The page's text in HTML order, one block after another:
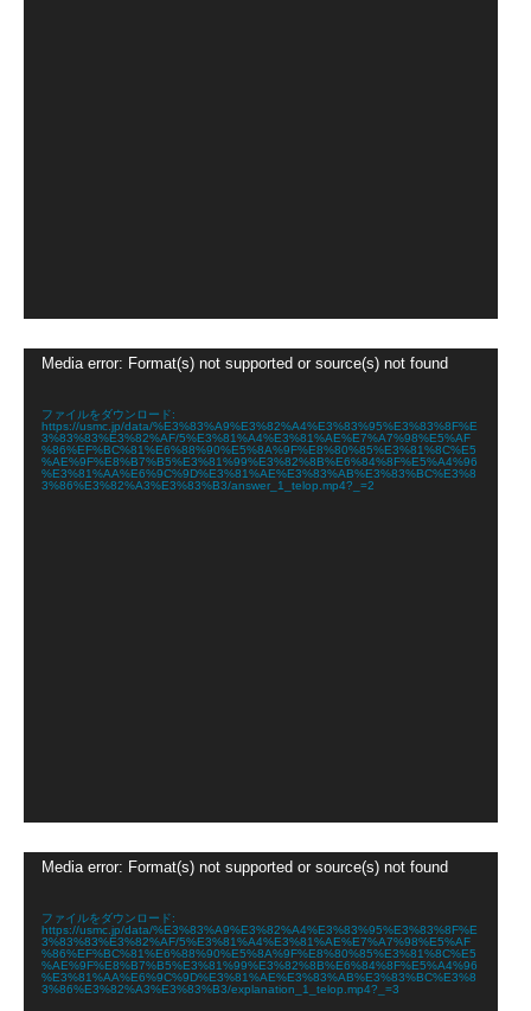
Media error: Format(s) not supported or source(s) not found
ファイルをダウンロード:
https://usmc.jp/data/%E3%83%A9%E3%82%A4%E3%83%95%E3%83%8F%E
3%83%83%E3%82%AF/5%E3%81%A4%E3%81%AE%E7%A7%98%E5%AF
%86%EF%BC%81%E6%88%90%E5%8A%9F%E8%80%85%E3%81%8C%E5
%AE%9F%E8%B7%B5%E3%81%99%E3%82%8B%E6%84%8F%E5%A4%96
%E3%81%AA%E6%9C%9D%E3%81%AE%E3%83%AB%E3%83%BC%E3%8
3%86%E3%82%A3%E3%83%B3/answer_1_telop.mp4?_=2
Media error: Format(s) not supported or source(s) not found
ファイルをダウンロード:
https://usmc.jp/data/%E3%83%A9%E3%82%A4%E3%83%95%E3%83%8F%E
3%83%83%E3%82%AF/5%E3%81%A4%E3%81%AE%E7%A7%98%E5%AF
%86%EF%BC%81%E6%88%90%E5%8A%9F%E8%80%85%E3%81%8C%E5
%AE%9F%E8%B7%B5%E3%81%99%E3%82%8B%E6%84%8F%E5%A4%96
%E3%81%AA%E6%9C%9D%E3%81%AE%E3%83%AB%E3%83%BC%E3%8
3%86%E3%82%A3%E3%83%B3/explanation_1_telop.mp4?_=3